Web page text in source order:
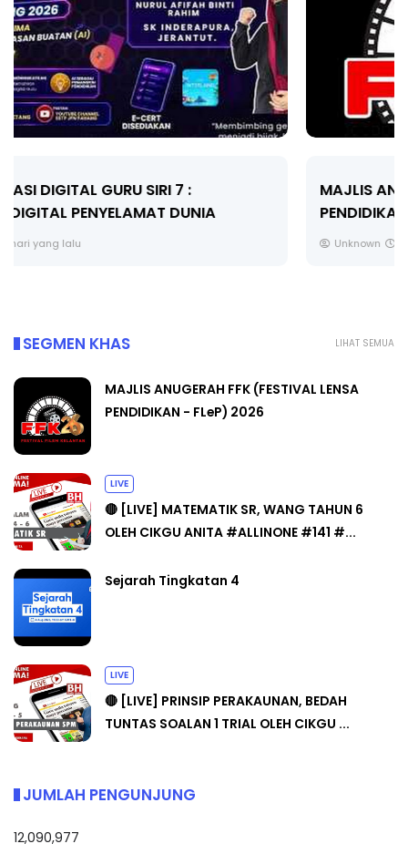
MAJLIS ANUGERAH FFK (FESTIVAL LENSA
PENDIDIKAN - FLeP) 2026
Unknown
LIHAT SEMUA
SEGMEN KHAS
MAJLIS ANUGERAH FFK (FESTIVAL LENSA
PENDIDIKAN - FLeP) 2026
LIVE
🔴 [LIVE] MATEMATIK SR, WANG TAHUN 6
OLEH CIKGU ANITA #ALLINONE #141 #...
Sejarah Tingkatan 4
LIVE
🔴 [LIVE] PRINSIP PERAKAUNAN, BEDAH
TUNTAS SOALAN 1 TRIAL OLEH CIKGU ...
JUMLAH PENGUNJUNG
12,090,977